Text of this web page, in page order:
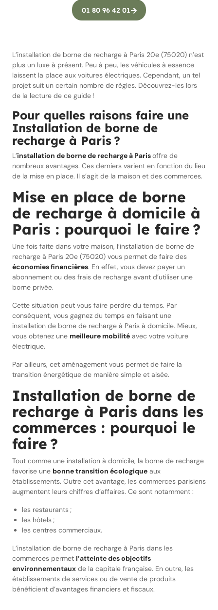
01 80 96 42 01
L’installation de borne de recharge à Paris 20e (75020) n’est
plus un luxe à présent. Peu à peu, les véhicules à essence
laissent la place aux voitures électriques. Cependant, un tel
projet suit un certain nombre de règles. Découvrez-les lors
de la lecture de ce guide !
Pour quelles raisons faire une
Installation de borne de
recharge à Paris ?
L’installation de borne de recharge à Parisoffre de
nombreux avantages. Ces derniers varient en fonction du lieu
de la mise en place. Il s’agit de la maison et des commerces.
Mise en place de borne
de recharge à domicile à
Paris : pourquoi le faire ?
Une fois faite dans votre maison, l’installation de borne de
recharge à Paris 20e (75020) vous permet de faire des
économies financières. En effet, vous devez payer un
abonnement ou des frais de recharge avant d’utiliser une
borne privée.
Cette situation peut vous faire perdre du temps. Par
conséquent, vous gagnez du temps en faisant une
installation de borne de recharge à Paris à domicile. Mieux,
vous obtenez une meilleure mobilité avec votre voiture
électrique.
Par ailleurs, cet aménagement vous permet de faire la
transition énergétique de manière simple et aisée.
Installation de borne de
recharge à Paris dans les
commerces : pourquoi le
faire ?
Tout comme une installation à domicile, la borne de recharge
favorise une bonne transition écologique aux
établissements. Outre cet avantage, les commerces parisiens
augmentent leurs chiffres d’affaires. Ce sont notamment :
les restaurants ;
les hôtels ;
les centres commerciaux.
L’installation de borne de recharge à Paris dans les
commerces permet l’atteinte des objectifs
environnementaux de la capitale française. En outre, les
établissements de services ou de vente de produits
bénéficient d’avantages financiers et fiscaux.